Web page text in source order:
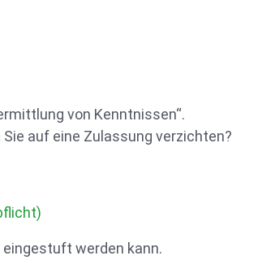
von Kenntnissen“.
Sie auf eine Zulassung verzichten?
eingestuft werden kann.